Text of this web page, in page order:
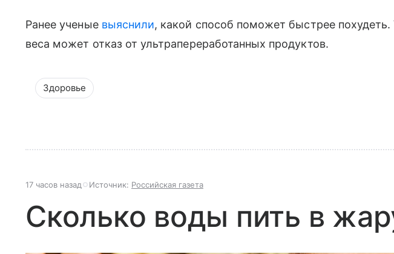
Ранее ученые выяснили, какой способ поможет быстрее
веса может отказ от ультрапереработанных продуктов.
Здоровье
17 часов назад Источник: Российская газета
Сколько воды пить в